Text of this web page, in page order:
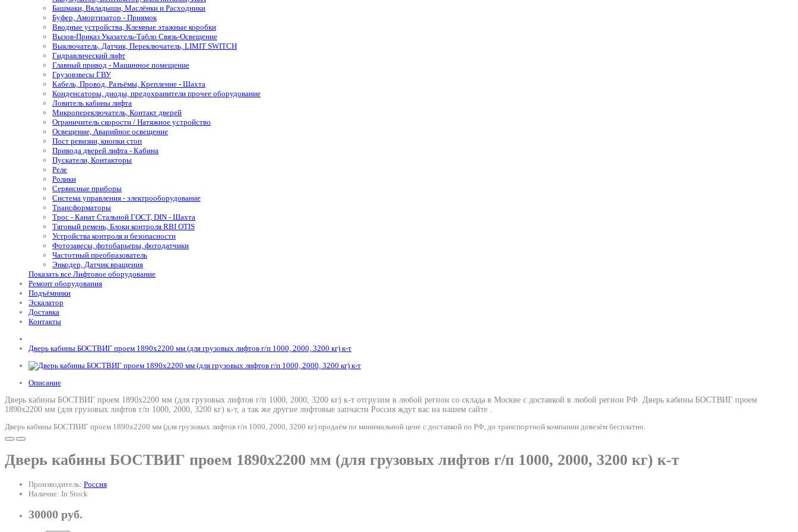
Башмаки, Вкладыши, Маслёнки и Расходники
Буфер, Амортизатор - Приямок
Вводные устройства, Клемные этажные коробки
Вызов-Приказ Указатель-Табло Связь-Освещение
Выключатель, Датчик, Переключатель, LIMIT SWITCH
Гидравлический лифт
Главный привод - Машинное помещение
Грузовзвесы ГВУ
Кабель, Провод, Разъёмы, Крепление - Шахта
Конденсаторы, диоды, предохранители прочее оборудование
Ловитель кабины лифта
Микропереключатель, Контакт дверей
Ограничитель скорости / Натяжное устройство
Освещение, Аварийное освещение
Пост ревизии, кнопки стоп
Привода дверей лифта - Кабина
Пускатели, Контакторы
Реле
Ролики
Сервисные приборы
Система управления - электрооборудование
Трансформаторы
Трос - Канат Стальной ГОСТ, DIN - Шахта
Тяговый ремень, Блоки контроля RBI OTIS
Устройства контроля и безопасности
Фотозавесы, фотобарьеры, фотодатчики
Частотный преобразователь
Энкодер, Датчик вращения
Показать все Лифтовое оборудование
Ремонт оборудования
Подъёмники
Эскалатор
Доставка
Контакты
Дверь кабины БОСТВИГ проем 1890х2200 мм (для грузовых лифтов г/п 1000, 2000, 3200 кг) к-т
Описание
Дверь кабины БОСТВИГ проем 1890х2200 мм (для грузовых лифтов г/п 1000, 2000, 3200 кг) к-т отгрузим в любой регион со склада в Москве с доставкой в любой регион РФ. Дверь кабины БОСТВИГ проем
1890х2200 мм (для грузовых лифтов г/п 1000, 2000, 3200 кг) к-т, а так же другие лифтовые запчасти Россия ждут вас на нашем сайте .
Дверь кабины БОСТВИГ проем 1890х2200 мм (для грузовых лифтов г/п 1000, 2000, 3200 кг) продаём по минимальной цене с доставкой по РФ, до транспортной компании довезём бесплатно.
Дверь кабины БОСТВИГ проем 1890х2200 мм (для грузовых лифтов г/п 1000, 2000, 3200 кг) к-т
Производитель: Россия
Наличие: In Stock
30000 руб.